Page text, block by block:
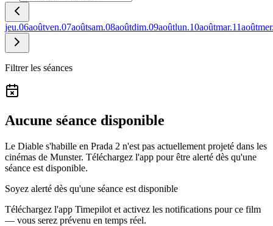
jeu.06aoûtven.07aoûtsam.08aoûtdim.09aoûtlun.10aoûtmar.11août
Filtrer les séances
Aucune séance disponible
Le Diable s'habille en Prada 2 n'est pas actuellement projeté dans les
cinémas de Munster. Téléchargez l'app pour être alerté dès qu'une
séance est disponible.
Soyez alerté dès qu'une séance est disponible
Téléchargez l'app Timepilot et activez les notifications pour ce film
— vous serez prévenu en temps réel.